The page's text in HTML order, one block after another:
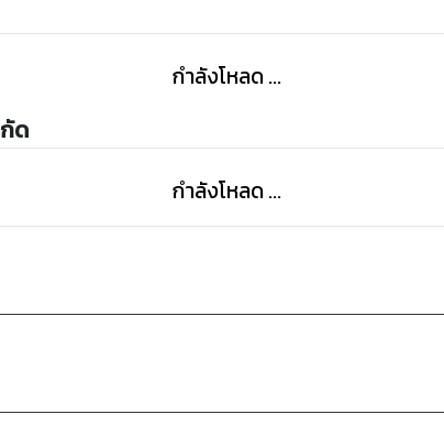
กำลังโหลด ...
ด
กำลังโหลด ...